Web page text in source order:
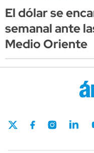
El dólar se
semanal ante
Medio Oriente